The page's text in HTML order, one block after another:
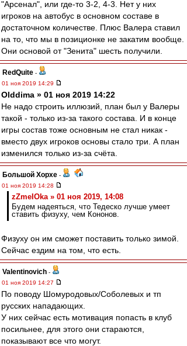
"Арсенал", или где-то 3-2, 4-3. Нет у них
игроков на автобус в основном составе в
достаточном количестве. Плюс Валера ставил
на то, что мы в позиционке не закатим вообще.
Они основой от "Зенита" шесть получили.
RedQuite -
01 ноя 2019 14:29
Olddima » 01 ноя 2019 14:22
Не надо строить иллюзий, план был у Валеры
такой - только из-за такого состава. И в конце
игры состав тоже основным не стал никак -
вместо двух игроков основы стало три. А план
изменился только из-за счёта.
Большой Хорхе -
01 ноя 2019 14:28
zZmeIOka » 01 ноя 2019, 14:08
Будем надеяться, что Тедеско лучше умеет
ставить физуху, чем Кононов.
Физуху он им сможет поставить только зимой.
Сейчас ездим на том, что есть.
Valentinovich -
01 ноя 2019 14:27
По поводу Шомуродовых/Соболевых и тп
русских нападающих.
У них сейчас есть мотивация попасть в клуб
посильнее, для этого они стараются,
показывают все что могут.